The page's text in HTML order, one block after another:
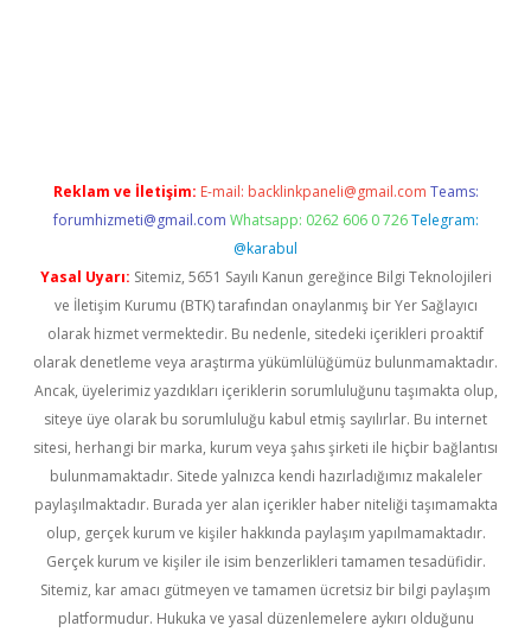
Reklam ve İletişim: E-mail: backlinkpaneli@gmail.com Teams:
forumhizmeti@gmail.com Whatsapp: 0262 606 0 726 Telegram:
@karabul
Yasal Uyarı: Sitemiz, 5651 Sayılı Kanun gereğince Bilgi Teknolojileri
ve İletişim Kurumu (BTK) tarafından onaylanmış bir Yer Sağlayıcı
olarak hizmet vermektedir. Bu nedenle, sitedeki içerikleri proaktif
olarak denetleme veya araştırma yükümlülüğümüz bulunmamaktadır.
Ancak, üyelerimiz yazdıkları içeriklerin sorumluluğunu taşımakta olup,
siteye üye olarak bu sorumluluğu kabul etmiş sayılırlar. Bu internet
sitesi, herhangi bir marka, kurum veya şahıs şirketi ile hiçbir bağlantısı
bulunmamaktadır. Sitede yalnızca kendi hazırladığımız makaleler
paylaşılmaktadır. Burada yer alan içerikler haber niteliği taşımamakta
olup, gerçek kurum ve kişiler hakkında paylaşım yapılmamaktadır.
Gerçek kurum ve kişiler ile isim benzerlikleri tamamen tesadüfidir.
Sitemiz, kar amacı gütmeyen ve tamamen ücretsiz bir bilgi paylaşım
platformudur. Hukuka ve yasal düzenlemelere aykırı olduğunu